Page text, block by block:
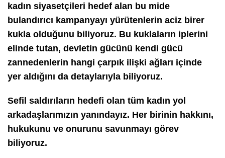
kadın siyasetçileri hedef alan bu mide
bulandırıcı kampanyayı yürütenlerin aciz birer
kukla olduğunu biliyoruz. Bu kuklaların iplerini
elinde tutan, devletin gücünü kendi gücü
zannedenlerin hangi çarpık ilişki ağları içinde
yer aldığını da detaylarıyla biliyoruz.
Sefil saldırıların hedefi olan tüm kadın yol
arkadaşlarımızın yanındayız. Her birinin hakkını,
hukukunu ve onurunu savunmayı görev
biliyoruz.